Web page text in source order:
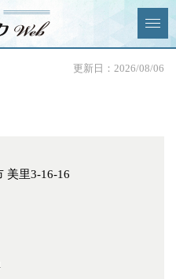
News & Topics更新日：2026/08/06
美里3-16-16